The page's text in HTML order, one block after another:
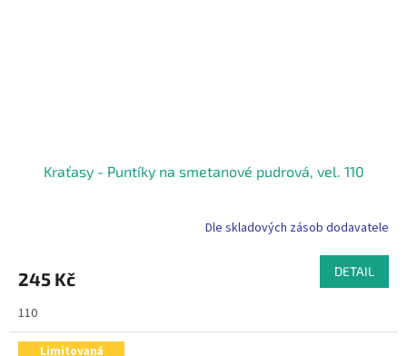
Kraťasy - Puntíky na smetanové pudrová, vel. 110
Dle skladových zásob dodavatele
245 Kč DETAIL
110
Limitovaná